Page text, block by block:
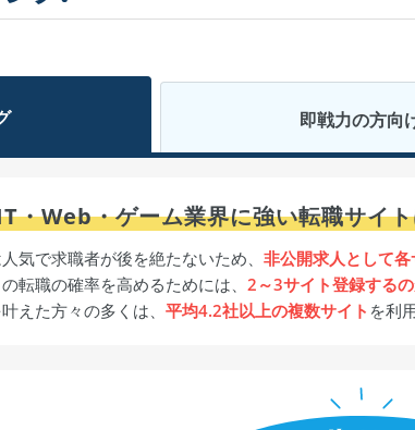
即戦力の方向
・Web・ゲーム業界に強い転職サイ
気で求職者が後を絶たないため、 非公開求人として
転職の確率を高めるためには、 2～3サイト登録する
えた方々の多くは、 平均4.2社以上の複数サイト を利